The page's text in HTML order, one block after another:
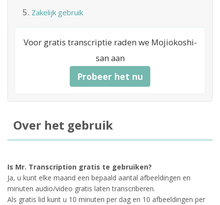
Zakelijk gebruik
Voor gratis transcriptie raden we Mojiokoshi-
san aan
Probeer het nu
Over het gebruik
Is Mr. Transcription gratis te gebruiken?
Ja, u kunt elke maand een bepaald aantal afbeeldingen en
minuten audio/video gratis laten transcriberen.
Als gratis lid kunt u 10 minuten per dag en 10 afbeeldingen per